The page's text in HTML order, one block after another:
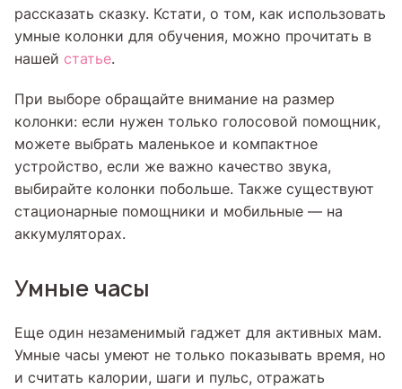
рассказать сказку. Кстати, о том, как использовать
умные колонки для обучения, можно прочитать в
нашей статье.
При выборе обращайте внимание на размер
колонки: если нужен только голосовой помощник,
можете выбрать маленькое и компактное
устройство, если же важно качество звука,
выбирайте колонки побольше. Также существуют
стационарные помощники и мобильные — на
аккумуляторах.
Умные часы
Еще один незаменимый гаджет для активных мам.
Умные часы умеют не только показывать время, но
и считать калории, шаги и пульс, отражать